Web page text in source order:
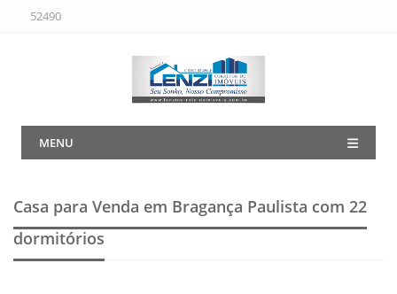
52490
MENU
Casa para Venda em Bragança Paulista com 22
dormitórios